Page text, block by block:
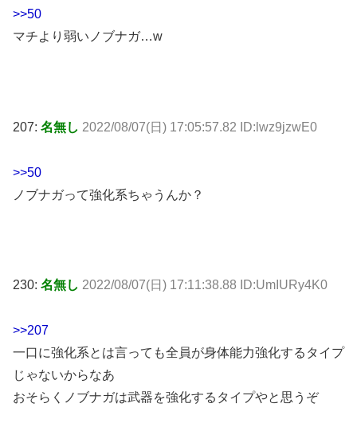
>>50
マチより弱いノブナガ…w
207: 名無し 2022/08/07(日) 17:05:57.82 ID:lwz9jzwE0
>>50
ノブナガって強化系ちゃうんか？
230: 名無し 2022/08/07(日) 17:11:38.88 ID:UmIURy4K0
>>207
一口に強化系とは言っても全員が身体能力強化するタイプ
じゃないからなあ
おそらくノブナガは武器を強化するタイプやと思うぞ